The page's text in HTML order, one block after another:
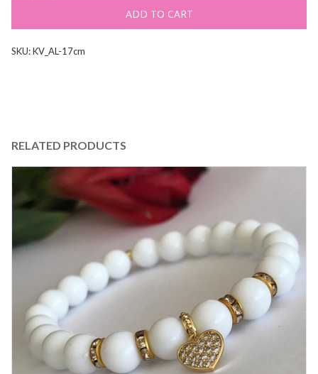
ADD TO CART
SKU:KV_AL-17cm
RELATED PRODUCTS